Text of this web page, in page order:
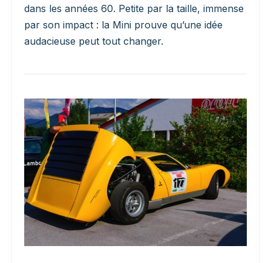
dans les années 60. Petite par la taille, immense
par son impact : la Mini prouve qu’une idée
audacieuse peut tout changer.